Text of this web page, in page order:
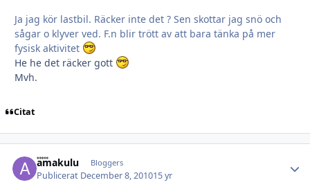
Ja jag kör lastbil. Räcker inte det ? Sen skottar jag snö och
sågar o klyver ved. F.n blir trött av att bara tänka på mer
fysisk aktivitet
He he det räcker gott
Mvh.
Citat
amakulu Bloggers
Publicerat December 8, 201015 yr